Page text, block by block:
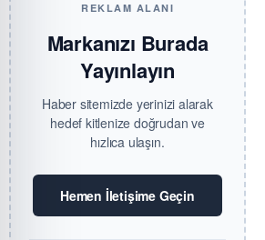
REKLAM ALANI
Markanızı Burada
Yayınlayın
Haber sitemizde yerinizi alarak
hedef kitlenize doğrudan ve
hızlıca ulaşın.
Hemen İletişime Geçin